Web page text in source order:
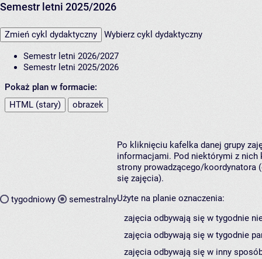
Semestr letni 2025/2026
Zmień cykl dydaktyczny Wybierz cykl dydaktyczny
Semestr letni 2026/2027
Semestr letni 2025/2026
Pokaż plan w formacie:
HTML (stary)
obrazek
tygodniowy semestralny
Po kliknięciu kafelka danej grupy
informacjami. Pod niektórymi z nich
strony prowadzącego/koordynatora
się zajęcia).
Użyte na planie oznaczenia:
zajęcia odbywają się w tygodnie
zajęcia odbywają się w tygodnie
zajęcia odbywają się w inny